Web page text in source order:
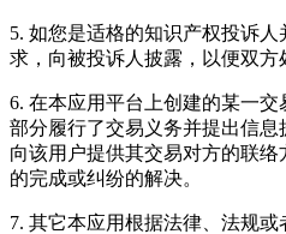
5. 如您是适格的知识产权投诉
求，向被投诉人披露，以便双方
6. 在本应用平台上创建的某一
部分履行了交易义务并提出信
向该用户提供其交易对方的联
的完成或纠纷的解决。
7. 其它本应用根据法律、法规或